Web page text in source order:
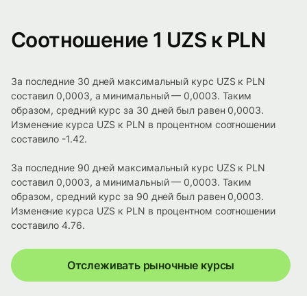
Соотношение 1 UZS к PLN
За последние 30 дней максимальный курс UZS к PLN
составил 0,0003, а минимальный — 0,0003. Таким
образом, средний курс за 30 дней был равен 0,0003.
Изменение курса UZS к PLN в процентном соотношении
составило -1.42.
За последние 90 дней максимальный курс UZS к PLN
составил 0,0003, а минимальный — 0,0003. Таким
образом, средний курс за 90 дней был равен 0,0003.
Изменение курса UZS к PLN в процентном соотношении
составило 4.76.
Отслеживать рыночные курсы